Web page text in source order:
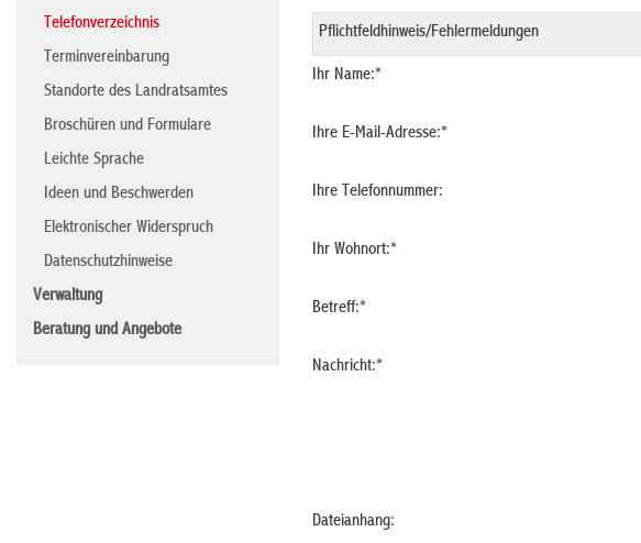
Telefonverzeichnis
Terminvereinbarung
Standorte des Landratsamtes
Broschüren und Formulare
Leichte Sprache
Ideen und Beschwerden
Elektronischer Widerspruch
Datenschutzhinweise
Verwaltung
Beratung und Angebote
Ihr Name:*
Ihre E-Mail-Adresse:*
Ihre Telefonnummer:
Ihr Wohnort:*
Betreff:*
Nachricht:*
Dateianhang: